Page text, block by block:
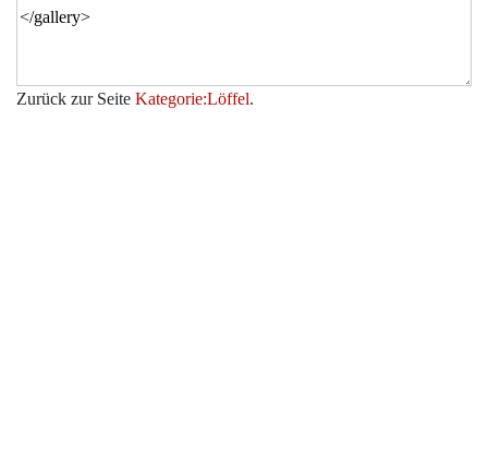
Zurück zur Seite Kategorie:Löffel.